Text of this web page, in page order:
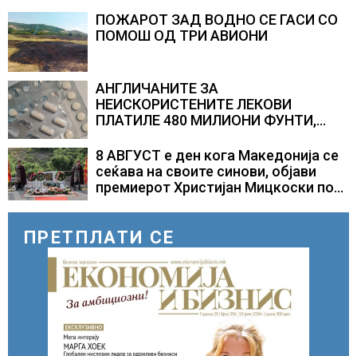
Полска, Франција и Германија
ПОЖАРОТ ЗАД ВОДНО СЕ ГАСИ СО
ПОМОШ ОД ТРИ АВИОНИ
АНГЛИЧАНИТЕ ЗА
НЕИСКОРИСТЕНИТЕ ЛЕКОВИ
ПЛАТИЛЕ 480 МИЛИОНИ ФУНТИ,
само лекови што навистина им се
потребни
8 АВГУСТ е ден кога Македонија се
сеќава на своите синови, објави
премиерот Христијан Мицкоски по
прилепски бранители
ПРЕТПЛАТИ СЕ